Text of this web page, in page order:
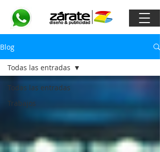
Blog
Todas las entradas
Trabajos
Todas las entradas